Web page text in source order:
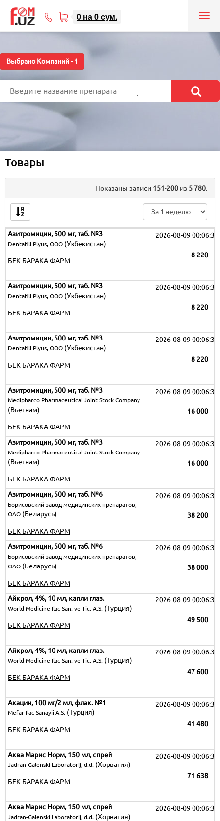
0 на0cум.
207-
08
Выбрано Компаний -1
Товары
Показаны записи 151-200 из 5 780.
Азитромицин, 500 мг, таб. №3
Dentafill Plyus, ООО (Узбекистан)
2026-08-09 00:06:32
8 220
БЕК БАРАКА ФАРМ
Азитромицин, 500 мг, таб. №3
Dentafill Plyus, ООО (Узбекистан)
2026-08-09 00:06:32
8 220
БЕК БАРАКА ФАРМ
Азитромицин, 500 мг, таб. №3
Dentafill Plyus, ООО (Узбекистан)
2026-08-09 00:06:32
8 220
БЕК БАРАКА ФАРМ
Азитромицин, 500 мг, таб. №3
Medipharco Pharmaceutical Joint Stock Company
(Вьетнам)
2026-08-09 00:06:32
16 000
БЕК БАРАКА ФАРМ
Азитромицин, 500 мг, таб. №3
Medipharco Pharmaceutical Joint Stock Company
(Вьетнам)
2026-08-09 00:06:32
16 000
БЕК БАРАКА ФАРМ
Азитромицин, 500 мг, таб. №6
Борисовский завод медицинских препаратов,
ОАО (Беларусь)
2026-08-09 00:06:32
38 200
БЕК БАРАКА ФАРМ
Азитромицин, 500 мг, таб. №6
Борисовский завод медицинских препаратов,
ОАО (Беларусь)
2026-08-09 00:06:32
38 000
БЕК БАРАКА ФАРМ
Айкрол, 4%, 10 мл, капли глаз.
World Medicine Ilac San. ve Tic. A.S. (Турция)
2026-08-09 00:06:32
49 500
БЕК БАРАКА ФАРМ
Айкрол, 4%, 10 мл, капли глаз.
World Medicine Ilac San. ve Tic. A.S. (Турция)
2026-08-09 00:06:32
47 600
БЕК БАРАКА ФАРМ
Акацин, 100 мг/2 мл, флак. №1
Mefar Ilac Sanayii A.S. (Турция)
2026-08-09 00:06:32
41 480
БЕК БАРАКА ФАРМ
Аква Марис Норм, 150 мл, спрей
Jadran-Galenski Laboratorij, d.d. (Хорватия)
2026-08-09 00:06:32
71 638
БЕК БАРАКА ФАРМ
Аква Марис Норм, 150 мл, спрей
Jadran-Galenski Laboratorij, d.d. (Хорватия)
2026-08-09 00:06:32